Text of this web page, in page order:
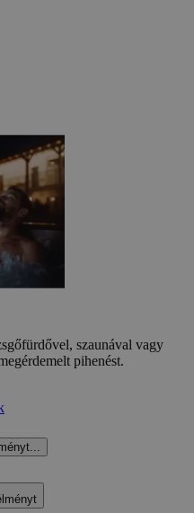
szaunával vagy
pihenést.